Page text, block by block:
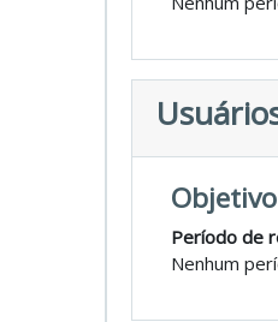
Objetivo
Período de
Nenhum